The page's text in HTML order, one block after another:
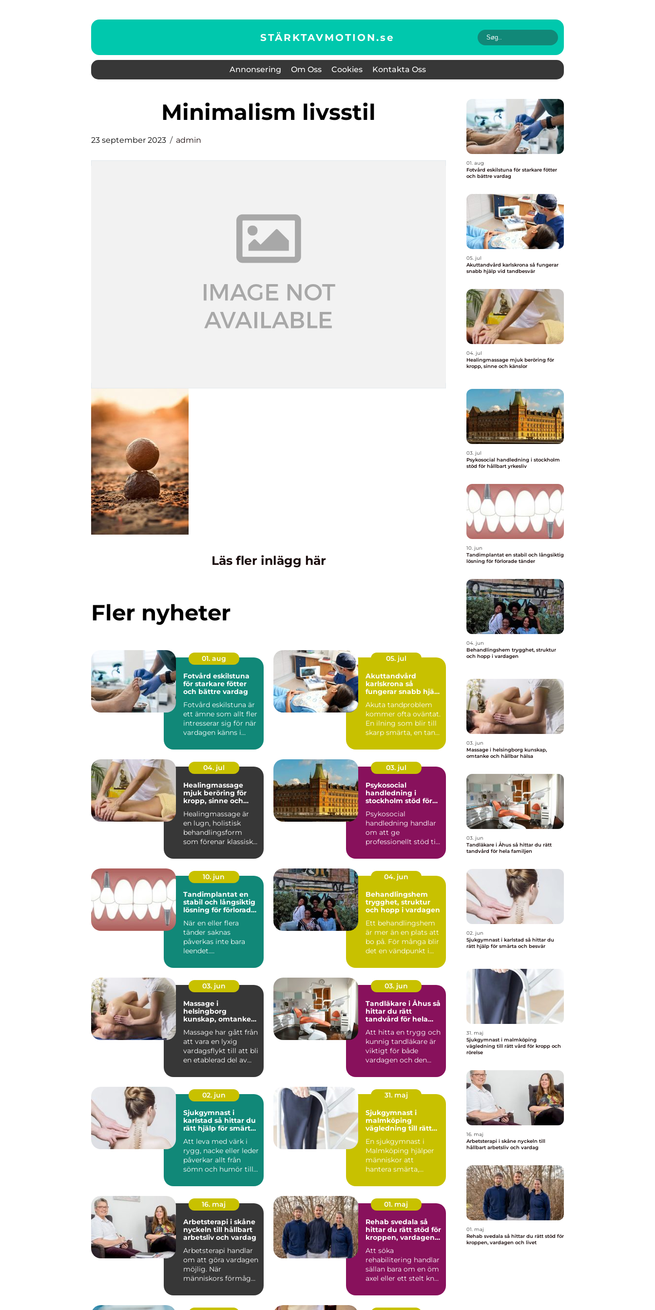
STÄRKTAVMOTION.se
Annonsering Om Oss Cookies Kontakta Oss
minimalism livsstil
23 september 2023 admin
Läs fler inlägg här
Fler nyheter
01. aug
Fotvård eskilstuna
för starkare fötter
och bättre vardag
Fotvård eskilstuna är
ett ämne som allt fler
intresserar sig för när
vardagen känns i
05. jul
Akuttandvård
karlskrona så
fungerar snabb hjälp
Akuta tandproblem
kommer ofta oväntat.
En ilning som blir till
skarp smärta, en tand
04. jul
Healingmassage
mjuk beröring för
kropp, sinne och
Healingmassage är
en lugn, holistisk
behandlingsform
som förenar klassisk
energibaserad ...
03. jul
Psykosocial
handledning i
stockholm stöd för
Psykosocial
handledning handlar
om att ge
professionellt stöd till
nära andra m...
10. jun
Tandimplantat en
stabil och långsiktig
lösning för förlorade
När en eller flera
tänder saknas
påverkas inte bara
leendet.
förändras, käkbenet
kan ...
04. jun
Behandlingshem
trygghet, struktur
och hopp i vardagen
Ett behandlingshem
är mer än en plats att
bo på. För många blir
det en vändpunkt i
03. jun
Massage i
helsingborg
kunskap, omtanke
Massage har gått från
att vara en lyxig
vardagsflykt till att bli
en etablerad del av
03. jun
Tandläkare i Åhus så
hittar du rätt
tandvård för hela
Att hitta en trygg och
kunnig tandläkare är
viktigt för både
vardagen och den
Må...
02. jun
Sjukgymnast i
karlstad så hittar du
rätt hjälp för smärta
Att leva med värk i
rygg, nacke eller leder
påverkar allt från
sömn och humör till
31. maj
Sjukgymnast i
malmköping
vägledning till rätt
rörelse
En sjukgymnast i
Malmköping hjälper
människor att
hantera smärta,
skador och kla...
16. maj
Arbetsterapi i skåne
nyckeln till hållbart
arbetsliv och vardag
Arbetsterapi handlar
om att göra vardagen
möjlig. När
människors förmåga
eller k...
01. maj
Rehab svedala så
hittar du rätt stöd för
kroppen, vardagen
Att söka
rehabilitering handlar
sällan bara om en öm
axel eller ett stelt knä.
e...
01. aug
Fotvård eskilstuna för starkare fötter
och bättre vardag
05. jul
Akuttandvård karlskrona så fungerar
snabb hjälp vid tandbesvär
04. jul
Healingmassage mjuk beröring för
kropp, sinne och känslor
03. jul
Psykosocial handledning i stockholm
stöd för hållbart yrkesliv
10. jun
Tandimplantat en stabil och långsiktig
lösning för förlorade tänder
04. jun
Behandlingshem trygghet, struktur
och hopp i vardagen
03. jun
Massage i helsingborg kunskap,
omtanke och hållbar hälsa
03. jun
Tandläkare i Åhus så hittar du rätt
tandvård för hela familjen
02. jun
Sjukgymnast i karlstad så hittar du
rätt hjälp för smärta och besvär
31. maj
Sjukgymnast i malmköping
vägledning till rätt vård för kropp och
rörelse
16. maj
Arbetsterapi i skåne nyckeln till
hållbart arbetsliv och vardag
01. maj
Rehab svedala så hittar du rätt stöd för
kroppen, vardagen och livet